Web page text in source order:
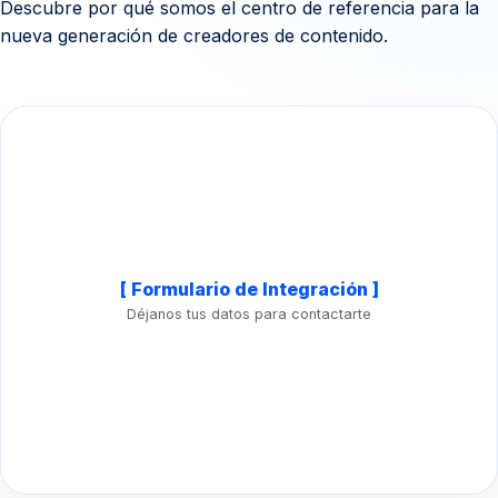
Descubre por qué somos el centro de referencia para la
nueva generación de creadores de contenido.
[ Formulario de Integración ]
Déjanos tus datos para contactarte